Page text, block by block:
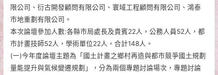
限公司、衍古開發顧問有限公司、寰域工程顧問有限公司、鴻泰
市地重劃有限公司。
本次論壇參加人數:各縣市局處長及貴賓22人，公務人員52人，都
市計畫技師52人，學術單位22人，合計148人。
(一)今年度論壇主題為「國土計畫之鄉村再造與都市競爭國土規劃
量能提升與氣候變遷規劃」，分為兩個專題討論場次，專題討論